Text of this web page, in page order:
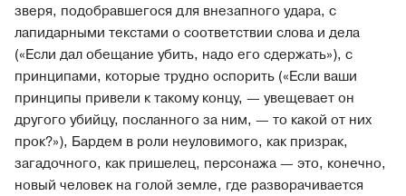
зверя, подобравшегося для внезапного удара, с
лапидарными текстами о соответствии слова и дела
(«Если дал обещание убить, надо его сдержать»), с
принципами, которые трудно оспорить («Если ваши
принципы привели к такому концу, — увещевает он
другого убийцу, посланного за ним, — то какой от них
прок?»), Бардем в роли неуловимого, как призрак,
загадочного, как пришелец, персонажа — это, конечно,
новый человек на голой земле, где разворачивается